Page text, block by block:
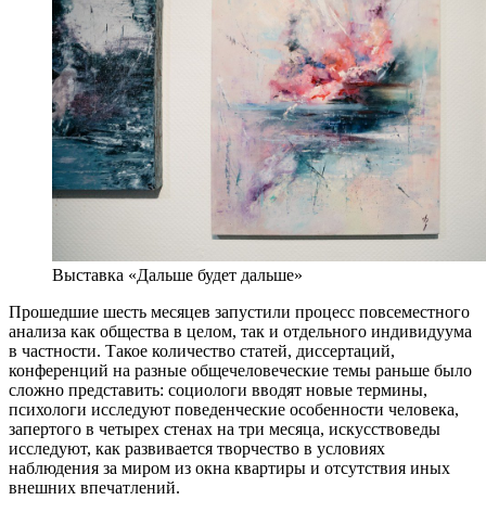
Выставка «Дальше будет дальше»
Прошедшие шесть месяцев запустили процесс повсеместного
анализа как общества в целом, так и отдельного индивидуума
в частности. Такое количество статей, диссертаций,
конференций на разные общечеловеческие темы раньше было
сложно представить: cоциологи вводят новые термины,
психологи исследуют поведенческие особенности человека,
запертого в четырех стенах на три месяца, искусствоведы
исследуют, как развивается творчество в условиях
наблюдения за миром из окна квартиры и отсутствия иных
внешних впечатлений.